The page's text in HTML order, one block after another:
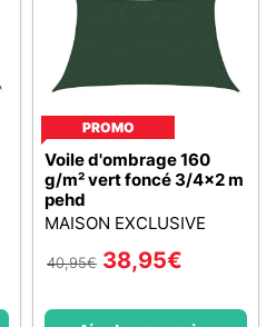
PROMO
Voile d'ombrage 160
g/m² vert foncé 3/4x2 m
pehd
MAISON EXCLUSIVE
40,95€ 38,95€